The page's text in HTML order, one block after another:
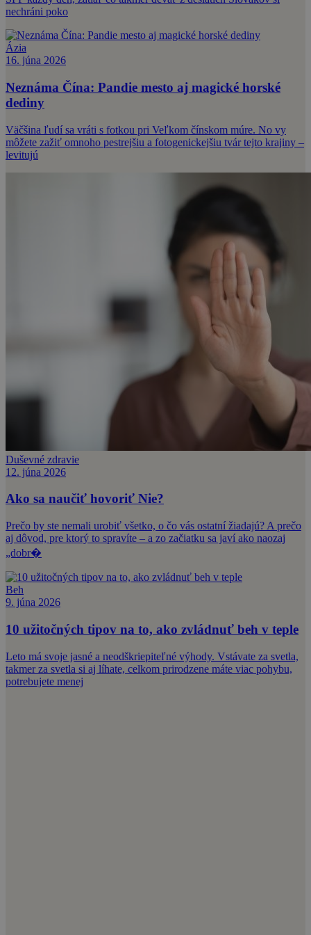
nechráni poko
Ázia
16. júna 2026
Neznáma Čína: Pandie mesto aj magické horské
dediny
Väčšina ľudí sa vráti s fotkou pri Veľkom čínskom múre. No vy
môžete zažiť omnoho pestrejšiu a fotogenickejšiu tvár tejto krajiny –
levitujú
Duševné zdravie
12. júna 2026
Ako sa naučiť hovoriť Nie?
Prečo by ste nemali urobiť všetko, o čo vás ostatní žiadajú? A prečo
aj dôvod, pre ktorý to spravíte – a zo začiatku sa javí ako naozaj
„dobr�
Beh
9. júna 2026
10 užitočných tipov na to, ako zvládnuť beh v teple
Leto má svoje jasné a neodškriepiteľné výhody. Vstávate za svetla,
takmer za svetla si aj líhate, celkom prirodzene máte viac pohybu,
potrebujete menej